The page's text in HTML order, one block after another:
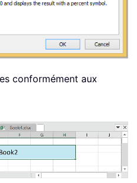
conformément aux